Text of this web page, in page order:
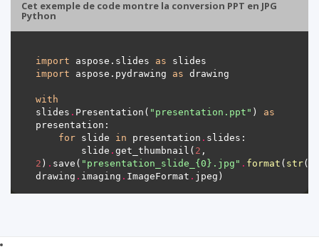
Cet exemple de code montre la conversion PPT en JPG
Python
import aspose.slides as
import aspose.pydrawing as
with
slides . Presentation( "presentation.ppt" ) as
for slide in presentation .
        slide
. get_thumbnail( 2
2 ) . save( "presentation_slide_ {0} .jpg" . format ( str
drawing . imaging . ImageFormat .